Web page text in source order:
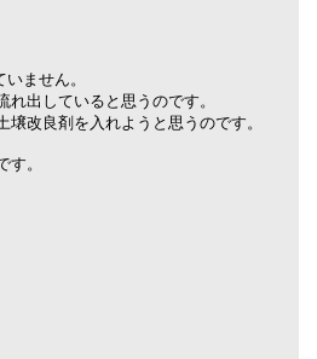
ません。
出していると思うのです。
改良剤を入れようと思うのです。
。